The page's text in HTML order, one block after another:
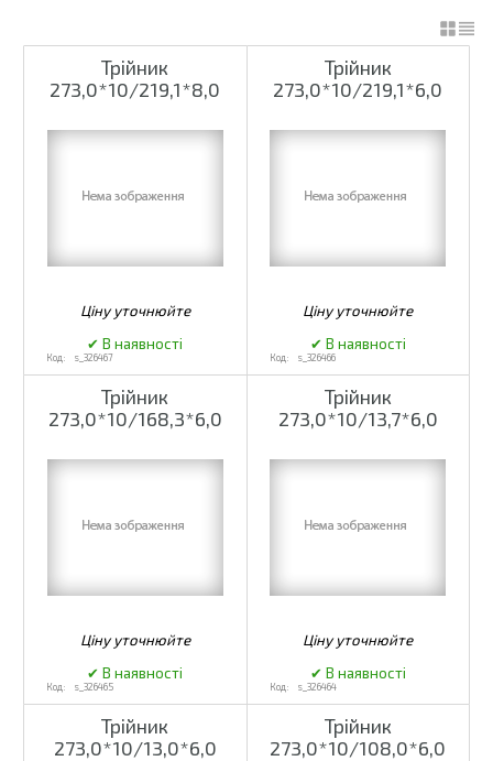
Трійник
273,0*10/219,1*8,0
s_326467
Трійник
273,0*10/219,1*6,0
s_326466
Трійник
273,0*10/168,3*6,0
s_326465
Трійник
273,0*10/13,7*6,0
s_326464
Трійник
273,0*10/13,0*6,0
Трійник
273,0*10/108,0*6,0